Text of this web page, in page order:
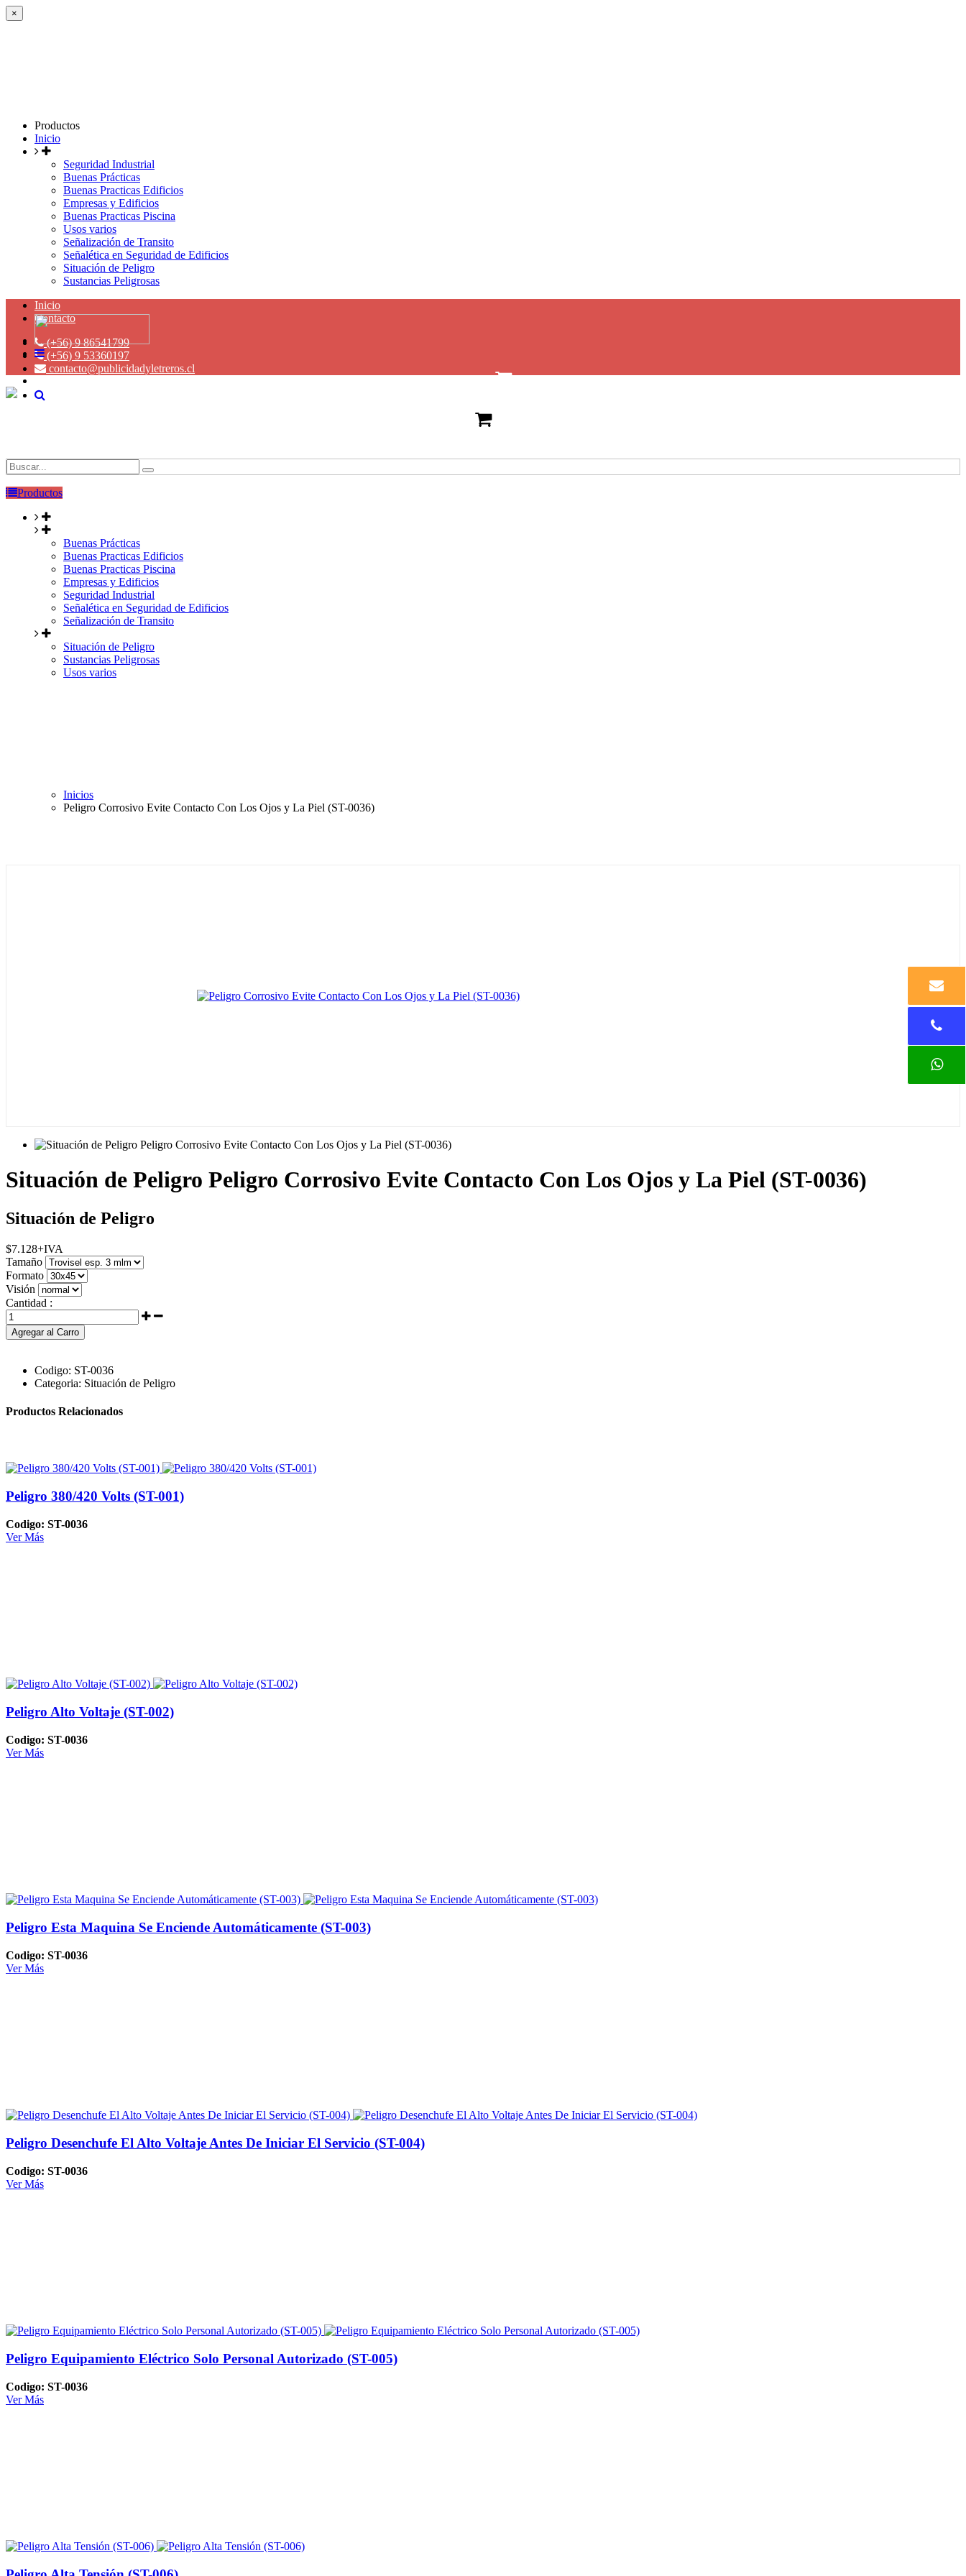
×
Productos
Inicio
Seguridad Industrial
Buenas Prácticas
Buenas Practicas Edificios
Empresas y Edificios
Buenas Practicas Piscina
Usos varios
Señalización de Transito
Señalética en Seguridad de Edificios
Situación de Peligro
Sustancias Peligrosas
Inicio
Contacto
(+56) 9 86541799
(+56) 9 53360197
contacto@publicidadyletreros.cl
Productos
Buenas Prácticas
Buenas Practicas Edificios
Buenas Practicas Piscina
Empresas y Edificios
Seguridad Industrial
Señalética en Seguridad de Edificios
Señalización de Transito
Situación de Peligro
Sustancias Peligrosas
Usos varios
Inicios
Peligro Corrosivo Evite Contacto Con Los Ojos y La Piel (ST-0036)
Situación de Peligro Peligro Corrosivo Evite Contacto Con Los Ojos y La Piel (ST-0036)
Situación de Peligro
$7.128+IVA
Tamaño
Formato
Visión
Cantidad :
Agregar al Carro
Codigo: ST-0036
Categoria: Situación de Peligro
Productos Relacionados
Peligro 380/420 Volts (ST-001)
Codigo: ST-0036
Ver Más
Peligro Alto Voltaje (ST-002)
Codigo: ST-0036
Ver Más
Peligro Esta Maquina Se Enciende Automáticamente (ST-003)
Codigo: ST-0036
Ver Más
Peligro Desenchufe El Alto Voltaje Antes De Iniciar El Servicio (ST-004)
Codigo: ST-0036
Ver Más
Peligro Equipamiento Eléctrico Solo Personal Autorizado (ST-005)
Codigo: ST-0036
Ver Más